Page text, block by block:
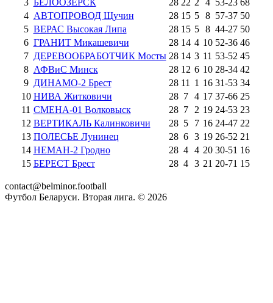
3 БЕЛООЗЁРСК 28 22 2 4 53-23 68
4 АВТОПРОВОД Щучин 28 15 5 8 57-37 50
5 ВЕРАС Высокая Липа 28 15 5 8 44-27 50
6 ГРАНИТ Микашевичи 28 14 4 10 52-36 46
7 ДЕРЕВООБРАБОТЧИК Мосты 28 14 3 11 53-52 45
8 АФВиС Минск 28 12 6 10 28-34 42
9 ДИНАМО-2 Брест 28 11 1 16 31-53 34
10 НИВА Житковичи 28 7 4 17 37-66 25
11 СМЕНА-01 Волковыск 28 7 2 19 24-53 23
12 ВЕРТИКАЛЬ Калинковичи 28 5 7 16 24-47 22
13 ПОЛЕСЬЕ Лунинец 28 6 3 19 26-52 21
14 НЕМАН-2 Гродно 28 4 4 20 30-51 16
15 БЕРЕСТ Брест 28 4 3 21 20-71 15
contact@belminor.football
Футбол Беларуси. Вторая лига. © 2026